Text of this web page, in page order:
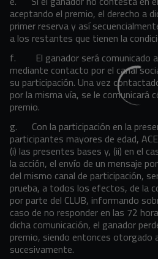
aceptando el premio, el derecho a
primer reserva y así
a los restantes que tienen la
f. El ganador será comunicado
mediante contacto por el canal
su participación. Una vez
por la misma vía, se le comunicará
premio.
g. Con la participación en la
participantes mayores de edad,
(i) las presentes bases y, (ii) en el
la acción, el envío de un mensaje
del mismo canal de participación,
prueba, a todos los efectos, de la
por parte del CLUB, informando
caso de no responder en las 72
dicha comunicación, el ganador
premio, siendo entonces otorgado
sucesivamente.